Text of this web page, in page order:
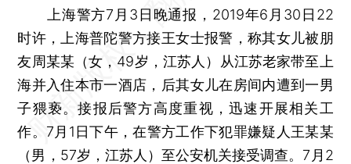
上海警方7月3日晚通报，2019年6月30日22
时许，上海普陀警方接王女士报警，称其女儿被朋
友周某某（女，49岁，江苏人）从江苏老家带至上
海并入住本市一酒店，后其女儿在房间内遭到一男
子猥亵。接报后警方高度重视，迅速开展相关工
作。7月1日下午，在警方工作下犯罪嫌疑人王某某
（男，57岁，江苏人）至公安机关接受调查。7月2